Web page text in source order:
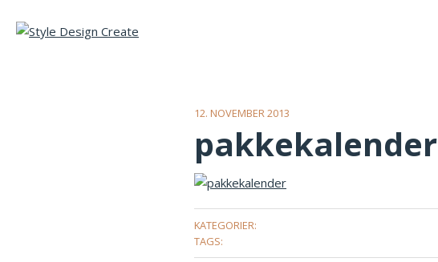
12. NOVEMBER 2013
pakkekalender
KATEGORIER:
TAGS: